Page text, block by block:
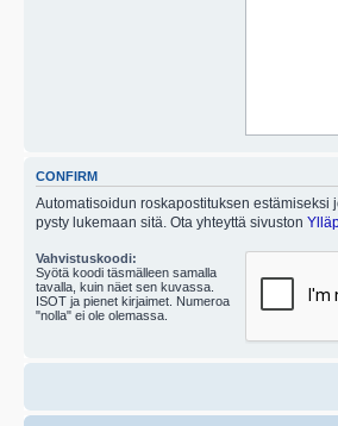
CONFIRM
Automatisoidun roskapostituksen
pysty lukemaan sitä. Ota yhteyttä sivuston
Vahvistuskoodi:
Syötä koodi täsmälleen samalla
tavalla, kuin näet sen kuvassa.
ISOT ja pienet kirjaimet. Numeroa
"nolla" ei ole olemassa.